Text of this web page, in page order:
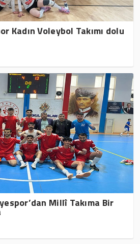
Kadın Voleybol Takımı dolu
Millî Takıma Bir